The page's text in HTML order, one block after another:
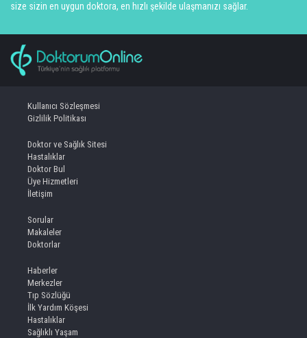
size sizin en uygun doktora, en hızlı şekilde ulaşmanızı sağlar.
Kullanıcı Sözleşmesi
Gizlilik Politikası
Doktor ve Sağlık Sitesi
Hastalıklar
Doktor Bul
Üye Hizmetleri
İletişim
Sorular
Makaleler
Doktorlar
Haberler
Merkezler
Tıp Sözlüğü
İlk Yardım Köşesi
Hastalıklar
Sağlıklı Yaşam